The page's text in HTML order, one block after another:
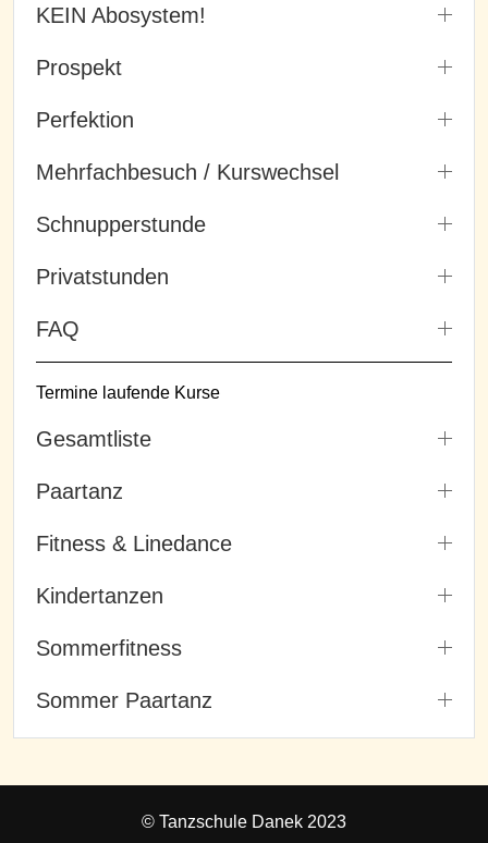
KEIN Abosystem!
Prospekt
Perfektion
Mehrfachbesuch / Kurswechsel
Schnupperstunde
Privatstunden
FAQ
Termine laufende Kurse
Gesamtliste
Paartanz
Fitness & Linedance
Kindertanzen
Sommerfitness
Sommer Paartanz
© Tanzschule Danek 2023